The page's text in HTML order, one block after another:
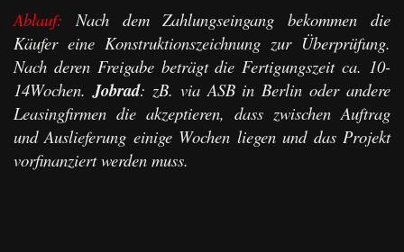
Ablauf: Nach dem Zahlungseingang bekommen die
Käufer eine Konstruktionszeichnung zur Überprüfung.
Nach deren Freigabe beträgt die Fertigungszeit ca. 10-
14Wochen. Jobrad: zB. via ASB in Berlin oder andere
Leasingfirmen die akzeptieren, dass zwischen Auftrag
und Auslieferung einige Wochen liegen und das Projekt
vorfinanziert werden muss.